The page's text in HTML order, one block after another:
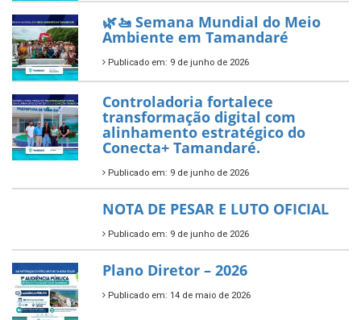
novos investimentos para
fortalecer a saúde pública do
município.
Publicado em: 10 de junho de 2026
Prefeitura de Tamandaré abre
inscrições para o Festival
Multicultural PNAB 2026
Publicado em: 9 de junho de 2026
🌳🌱 Projeto Arborização Urbana!
Publicado em: 9 de junho de 2026
🌿🚤 Semana Mundial do Meio
Ambiente em Tamandaré